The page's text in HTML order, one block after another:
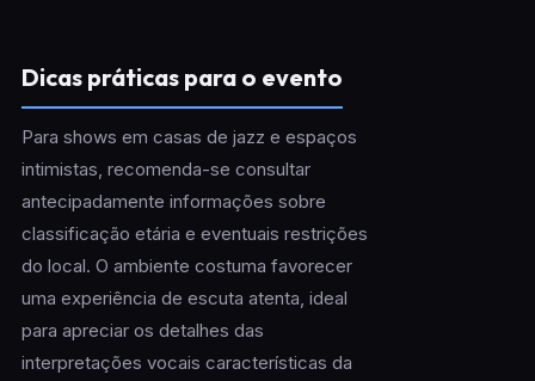
Dicas práticas para o evento
Para shows em casas de jazz e espaços
intimistas, recomenda-se consultar
antecipadamente informações sobre
classificação etária e eventuais restrições
do local. O ambiente costuma favorecer
uma experiência de escuta atenta, ideal
para apreciar os detalhes das
interpretações vocais características da